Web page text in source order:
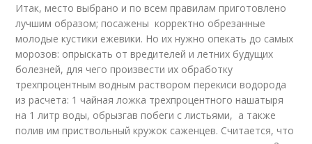
Итак, место выбрано и по всем правилам приготовлено
лучшим образом; посажены корректно обрезанные
молодые кустики ежевики. Но их нужно опекать до самых
морозов: опрыскать от вредителей и летних будущих
болезней, для чего произвести их обработку
трехпроцентным водным раствором перекиси водорода
из расчета: 1 чайная ложка трехпроцентного нашатыря
на 1 литр воды, обрызгав побеги с листьями, а также
полив им приствольный кружок саженцев. Считается, что